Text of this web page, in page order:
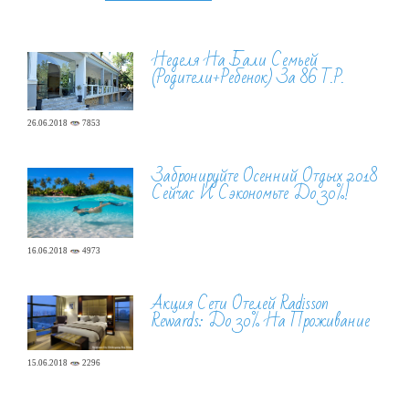
26.06.2018 7853
Неделя На Бали Семьей
(родители+ребенок) За 86 Т.р.
16.06.2018 4973
Забронируйте Осенний Отдых 2018
Сейчас И Сэкономьте До 30%!
15.06.2018 2296
Акция Сети Отелей Radisson
Rewards: До 30% На Проживание